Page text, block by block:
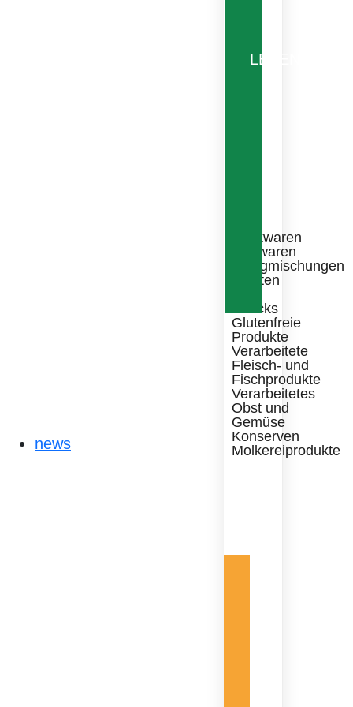
Backwaren
Süßwaren
Fertigmischungen
Zutaten
Snacks
Glutenfreie
Produkte
Verarbeitete
Fleisch- und
Fischprodukte
Verarbeitetes
Obst und
Gemüse
Konserven
Molkereiprodukte
news